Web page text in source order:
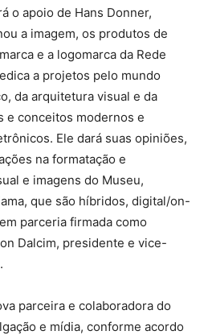
o apoio de Hans Donner,
a imagem, os produtos de
e a logomarca da Rede
a projetos pelo mundo
da arquitetura visual e da
e conceitos modernos e
Ele dará suas opiniões,
na formatação e
e imagens do Museu,
que são híbridos, digital/on-
parceria firmada como
Dalcim, presidente e vice-
parceira e colaboradora do
e mídia, conforme acordo